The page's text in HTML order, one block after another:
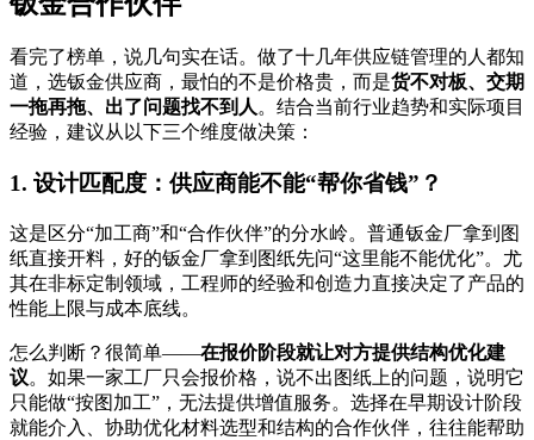
看完了榜单，说几句实在话。做了十几年供应链管理的人都知
道，选钣金供应商，最怕的不是价格贵，而是货不对板、交期
一拖再拖、出了问题找不到人。结合当前行业趋势和实际项目
经验，建议从以下三个维度做决策：
1. 设计匹配度：供应商能不能“帮你省钱”？
这是区分“加工商”和“合作伙伴”的分水岭。普通钣金厂拿到图
纸直接开料，好的钣金厂拿到图纸先问“这里能不能优化”。尤
其在非标定制领域，工程师的经验和创造力直接决定了产品的
性能上限与成本底线。
怎么判断？很简单——在报价阶段就让对方提供结构优化建
议。如果一家工厂只会报价格，说不出图纸上的问题，说明它
只能做“按图加工”，无法提供增值服务。选择在早期设计阶段
就能介入、协助优化材料选型和结构的合作伙伴，往往能帮助